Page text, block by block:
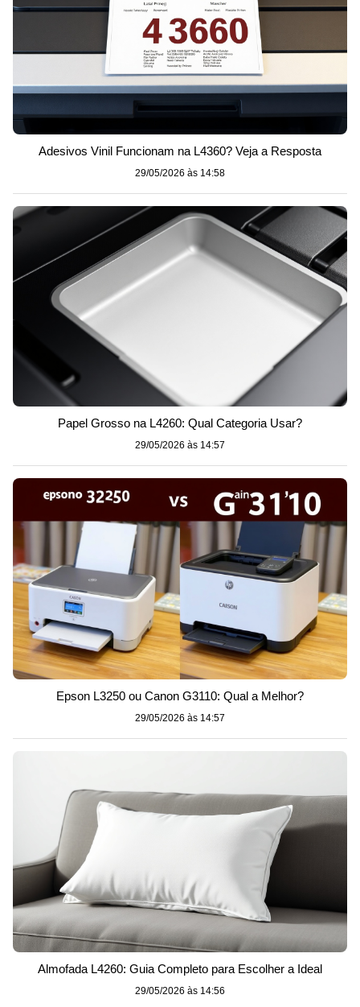
Adesivos Vinil Funcionam na L4360? Veja a Resposta
29/05/2026 às 14:58
Papel Grosso na L4260: Qual Categoria Usar?
29/05/2026 às 14:57
Epson L3250 ou Canon G3110: Qual a Melhor?
29/05/2026 às 14:57
Almofada L4260: Guia Completo para Escolher a Ideal
29/05/2026 às 14:56